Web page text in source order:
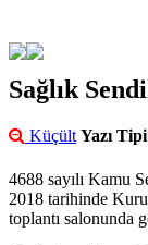
Sağlık
Küçült Yazı Tipi
4688 sayılı Kamu
2018 tarihinde
toplantı salonunda